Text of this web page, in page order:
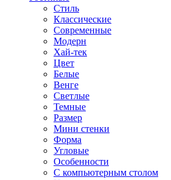
Стиль
Классические
Современные
Модерн
Хай-тек
Цвет
Белые
Венге
Светлые
Темные
Размер
Мини стенки
Форма
Угловые
Особенности
С компьютерным столом